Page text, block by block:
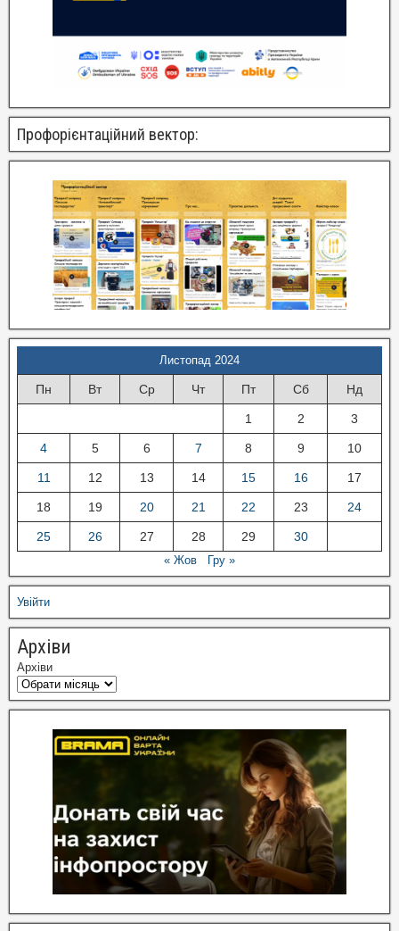
Профорієнтаційний вектор:
Листопад 2024
Пн Вт Ср Чт Пт Сб Нд
1 2 3
4 5 6 7 8 9 10
11 12 13 14 15 16 17
18 19 20 21 22 23 24
25 26 27 28 29 30
« Жов Гру »
Увійти
Архіви
Архіви